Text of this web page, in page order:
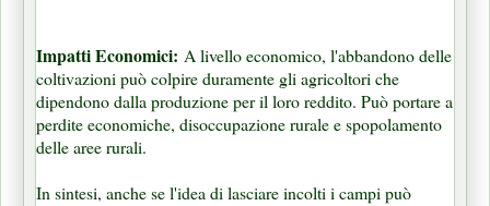
Impatti Economici: A livello economico, l'abbandono delle
coltivazioni può colpire duramente gli agricoltori che
dipendono dalla produzione per il loro reddito. Può portare a
perdite economiche, disoccupazione rurale e spopolamento
delle aree rurali.
In sintesi, anche se l'idea di lasciare incolti i campi può